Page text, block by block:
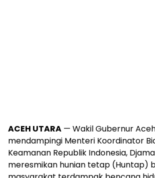
ACEH UTARA — Wakil Gubernur
mendampingi Menteri Koordinator
Keamanan Republik Indonesia,
meresmikan hunian tetap (Huntap)